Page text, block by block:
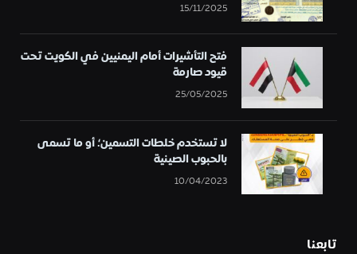
15/11/2025
فتح التأشيرات أمام اليمنيين في الكويت تحت
قيود صارمة
25/05/2025
لا تستخدم خلطات التسمين؛ أو ما تسمى
بالحبوب الصينية
10/04/2023
تابعنا